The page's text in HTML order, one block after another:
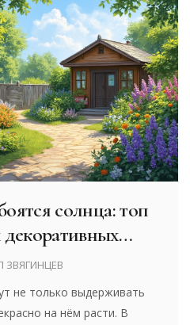
солнца: топ
ЗВЯГИНЦЕВ
не только выдерживать
на нём расти. В